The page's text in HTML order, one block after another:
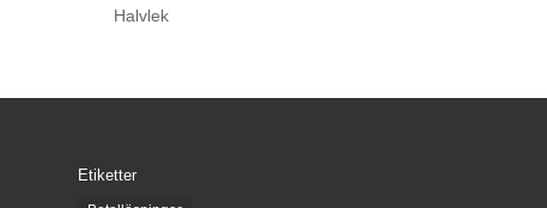
Halvlek
Etiketter